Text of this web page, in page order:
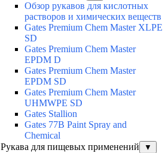
Обзор рукавов для кислотных
растворов и химических веществ
Gates Premium Chem Master XLPE
SD
Gates Premium Chem Master
EPDM D
Gates Premium Chem Master
EPDM SD
Gates Premium Chem Master
UHMWPE SD
Gates Stallion
Gates 77B Paint Spray and
Chemical
Рукава для пищевых применений
▼